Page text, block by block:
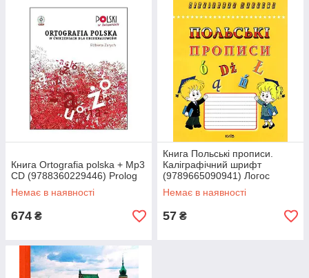
Книга Ortografia polska + Mp3
CD (9788360229446) Prolog
Немає в наявності
674 ₴
Книга Польські прописи.
Каліграфічний шрифт
(9789665090941) Логос
Немає в наявності
57 ₴